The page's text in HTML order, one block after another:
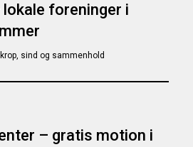
foreninger i
sind og sammenhold
– gratis motion i